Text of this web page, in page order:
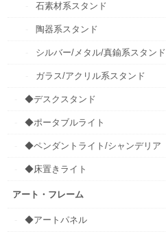
石素材系スタンド
陶器系スタンド
シルバー/メタル/真鍮系スタンド
ガラス/アクリル系スタンド
◆デスクスタンド
◆ポータブルライト
◆ペンダントライト/シャンデリア
◆床置きライト
アート・フレーム
◆アートパネル